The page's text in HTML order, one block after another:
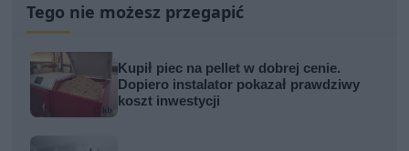
Tego nie możesz przegapić
Kupił piec na pellet w dobrej cenie.
Dopiero instalator pokazał prawdziwy
koszt inwestycji